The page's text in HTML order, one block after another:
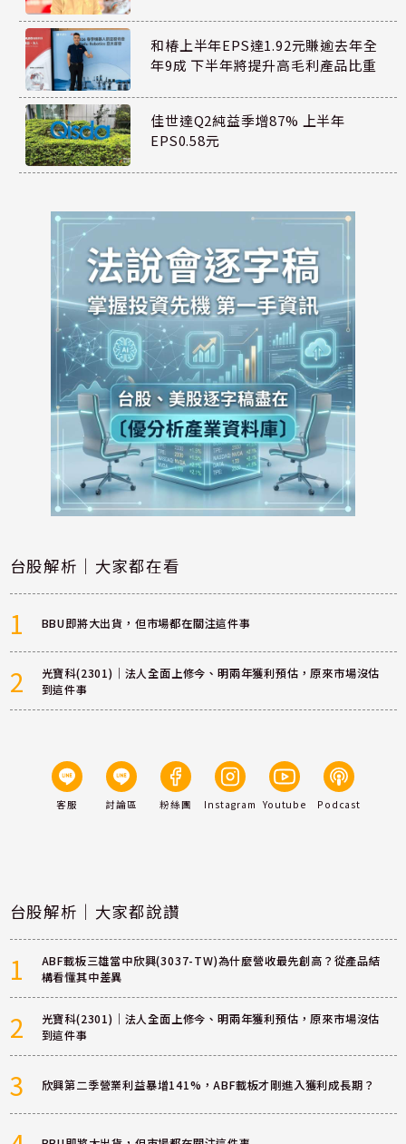
和椿上半年EPS達1.92元賺逾去年全
年9成 下半年將提升高毛利產品比重
佳世達Q2純益季增87% 上半年
EPS0.58元
台股解析｜大家都在看
1 BBU即將大出貨，但市場都在關注這件事
2
光寶科(2301)｜法人全面上修今、明兩年獲利預估，原來市場沒估
到這件事
客服 討論區 粉絲團 Instagram Youtube Podcast
台股解析｜大家都說讚
1
ABF載板三雄當中欣興(3037-TW)為什麼營收最先創高？從產品結
構看懂其中差異
2
光寶科(2301)｜法人全面上修今、明兩年獲利預估，原來市場沒估
到這件事
3 欣興第二季營業利益暴增141%，ABF載板才剛進入獲利成長期？